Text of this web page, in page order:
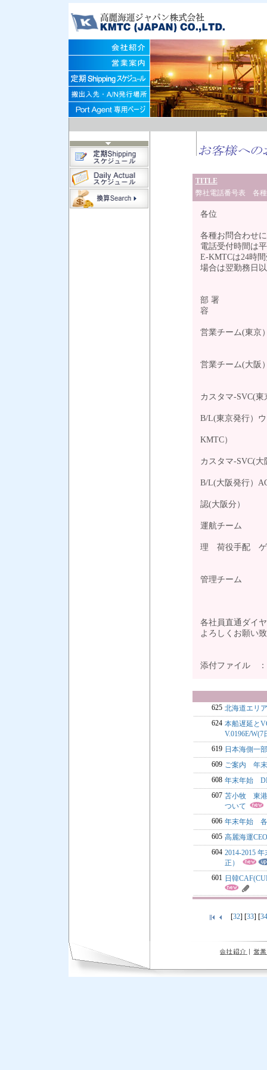
TITLE
弊社電話番号表 各
各位
各種お問合わせ
電話受付時間は
E-KMTCは24時
場合は翌勤務
部 署 部署
営業チーム(東京
営業チーム(大阪
カスタマ-SVC(東
B/L(東京発行）
KMTC）
カスタマ-SVC(大
B/L(大阪発行）
認(大阪分）
運航チーム
理 荷役手配
管理チーム
各社員直通ダイ
よろしくお願
添付ファイル
625 北海道エリ
624 本船遅延と
V.0196E/
619 日本海側一
609 ご案内 年末
608 年末年始
607 苫小牧 東港
ついて
606 年末年始 各
605 高麗海運
604 2014-2015
正）
601 日韓
[32] [33] [34